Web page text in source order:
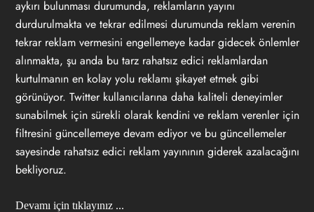
aykırı bulunması durumunda, reklamların yayını
durdurulmakta ve tekrar edilmesi durumunda reklam verenin
tekrar reklam vermesini engellemeye kadar gidecek önlemler
alınmakta, şu anda bu tarz rahatsız edici reklamlardan
kurtulmanın en kolay yolu reklamı şikayet etmek gibi
görünüyor. Twitter kullanıcılarına daha kaliteli deneyimler
sunabilmek için sürekli olarak kendini ve reklam verenler için
filtresini güncellemeye devam ediyor ve bu güncellemeler
sayesinde rahatsız edici reklam yayınının giderek azalacağını
bekliyoruz.
Devamı için tıklayınız ...